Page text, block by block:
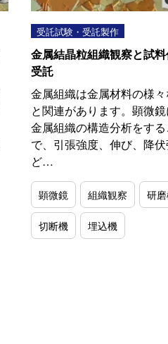
受託試験・受託製作
金属結晶粒組織観察と試
受託
金属組織は金属材料の様
と関連があります。顕微鏡
金属組織の構造分析をする
で、引張強度、伸び、降
ど…
顕微鏡 組織観察 研
切断機 埋込機